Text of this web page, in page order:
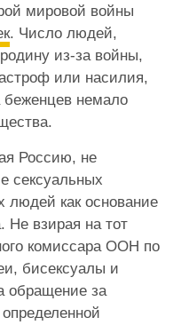
мировой войны
. Число людей,
из-за войны,
или насилия,
беженцев немало
Россию, не
сексуальных
людей как основание
Не взирая на тот
комиссара ООН по
бисексуалы и
обращение за